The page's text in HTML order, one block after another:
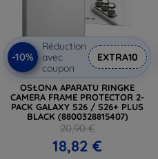
-10%
Réduction
avec
coupon
EXTRA10
OSŁONA APARATU RINGKE
CAMERA FRAME PROTECTOR 2-
PACK GALAXY S26 / S26+ PLUS
BLACK (8800328815407)
20,90 €
18,82 €